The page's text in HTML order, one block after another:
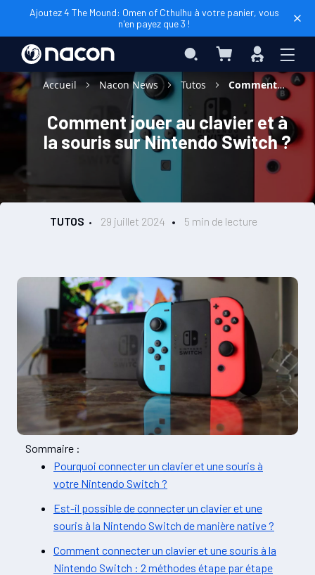
Ajoutez 4 The Mound: Omen of Cthulhu à votre panier, vous
n'en payez que 3 !
RechercherMon panierConnexion
Accueil Nacon News Tutos Comment jouer au clavier et à la souris sur Nintendo Switch ?
Comment jouer au clavier et à
la souris sur Nintendo Switch ?
TUTOS 29 juillet 2024 5 min de lecture
Sommaire :
Pourquoi connecter un clavier et une souris à
votre Nintendo Switch ?
Est-il possible de connecter un clavier et une
souris à la Nintendo Switch de manière native ?
Comment connecter un clavier et une souris à la
Nintendo Switch : 2 méthodes étape par étape